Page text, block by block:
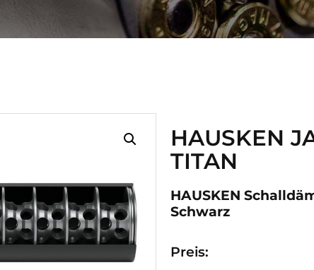
HAUSKEN
TITAN
HAUSKEN
Schwarz
Preis: